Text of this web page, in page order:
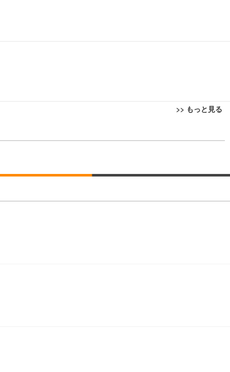
>> もっと見る